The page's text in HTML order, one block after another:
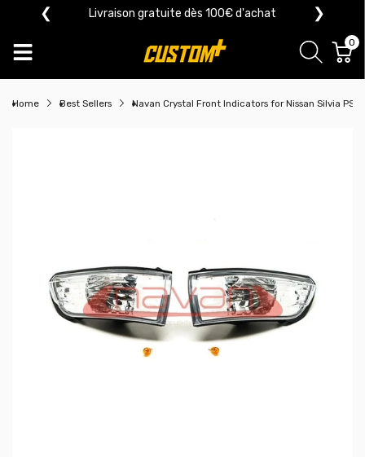
❮ Livraison gratuite dès 100€ d'achat ❯
0
Home Best Sellers Navan Crystal Front Indicators for Nissan Silvia PS13